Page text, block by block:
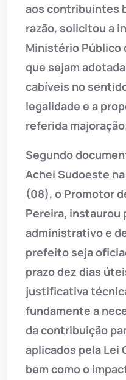
aos contribuintes
razão, solicitou a
Ministério Público
que sejam
cabíveis no
legalidade e a
referida
Segundo
Achei Sudoeste
(08), o Promotor
Pereira, instaurou
administrativo e
prefeito seja
prazo dez dias
justificativa
fundamente a
da contribuição
aplicados pela Lei
bem como o